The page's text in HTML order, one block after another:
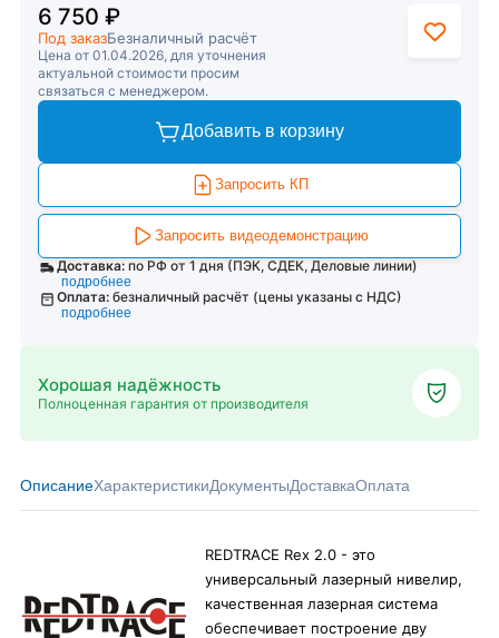
6 750 ₽
Под заказБезналичный расчёт
Цена от 01.04.2026, для уточнения
актуальной стоимости просим
связаться с менеджером.
Добавить в корзину
Запросить КП
Запросить видеодемонстрацию
Доставка: по РФ от 1 дня (ПЭК, СДЕК, Деловые линии)
подробнее
Оплата: безналичный расчёт (цены указаны с НДС)
подробнее
Хорошая надёжность
Полноценная гарантия от производителя
ОписаниеХарактеристикиДокументыДоставкаОплата
REDTRACE Rex 2.0 - это
универсальный лазерный нивелир,
качественная лазерная система
обеспечивает построение дву